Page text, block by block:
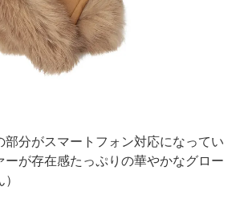
部分がスマートフォン対応になってい
ーが存在感たっぷりの華やかなグロー